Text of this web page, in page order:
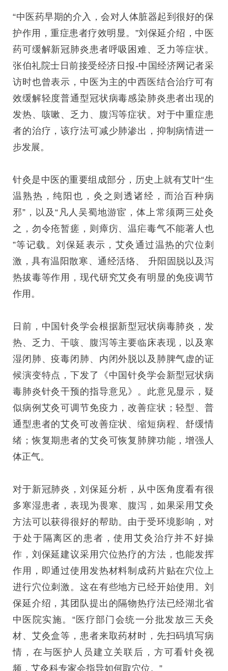
“中医药早期的介入，会对人体脏器起到很好的保
护作用，重症患者疗效明显。”刘保延介绍，中医
药可缓解新冠肺炎患者呼吸困难、乏力等症状。
张伯礼院士日前接受经济日报-中国经济网记者采
访时也曾表示，中医为主的中西医结合治疗可有
效缓解轻度普通型冠状病毒感染肺炎患者出现的
发热、咳嗽、乏力、腹泻等症状。对于中重症患
者的治疗，该疗法可减少肺渗出，抑制病情进一
步发展。
针灸是中医的重要组成部分，历史上就有艾叶“生
温熟热，纯阳也，灸之则透诸经，而治百种病
邪”，以及“凡人吴蜀地游宦，体上常须两三处灸
之，勿令疮暂瘥，则瘴疠、温疟毒气不能著人也
”等记载。刘保延表示，艾灸通过温热的穴位刺
激，具有温阳散寒、通经活络、 升阳固脱以及泻
热拔毒等作用，现代研究艾灸有明显的免疫调节
作用。
日前，中国针灸学会根据新型冠状病毒肺炎，发
热、乏力、干咳、腹泻等主要临床表现，以及寒
湿闭肺、疫毒闭肺、内闭外脱以及肺脾气虚的证
候演变特点，下发了《中国针灸学会新型冠状病
毒肺炎针灸干预的指导意见》。此意见显示，疑
似病例艾灸可调节免疫力，改善症状；轻型、普
通型患者的艾灸可改善症状、缩短病程、舒缓情
绪；恢复期患者的艾灸可恢复肺脾功能，增强人
体正气。
对于新冠肺炎，刘保延分析，从中医角度看有很
多寒湿患者，表现为畏寒、腹泻，如果采用艾灸
方法可以获得很好的帮助。由于受环境影响，对
于处于隔离区的患者，使用艾灸治疗并不好操
作，刘保延建议采用穴位热疗的方法，也能发挥
作用，即通过使用发热材料制成药片贴在穴位上
进行穴位刺激。这在有些地方已经开始使用。刘
保延介绍，其团队提出的隔物热疗法已经湖北省
中医院实施。“医疗部门会统一分批发放三天灸
材、艾灸盒等，患者来取药材时，先扫码填写病
情，在与医护人员建立关联后，方可看针灸视
频，艾灸科专家会指导如何取穴位。”